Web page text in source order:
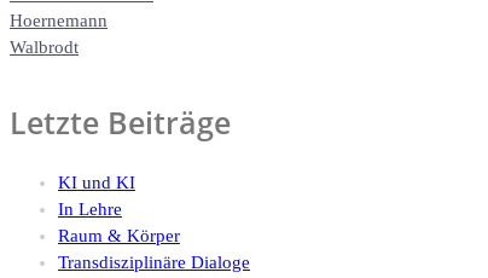
Hoernemann
Walbrodt
Letzte Beiträge
KI und KI
In Lehre
Raum & Körper
Transdisziplinäre Dialoge